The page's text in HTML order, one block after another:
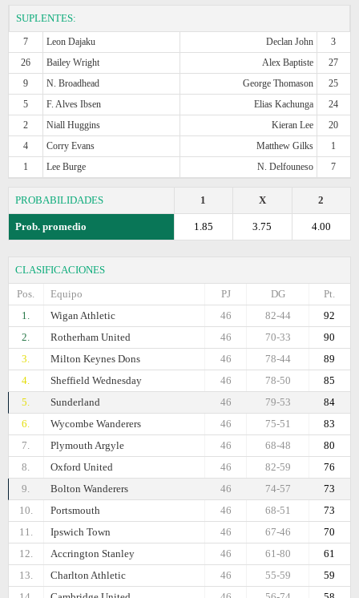
SUPLENTES:
7 Leon Dajaku Declan John
3
26
Bailey Wright Alex Baptiste
27
9
N. Broadhead George Thomason
25
5
F. Alves Ibsen Elias Kachunga
24
2
Niall Huggins Kieran Lee
20
4
Corry Evans Matthew Gilks
1
1
Lee Burge N. Delfouneso 7
PROBABILIDADES 2
X
1
Prob. promedio 4.00
3.75
1.85
CLASIFICACIONES
Pos.
Equipo Pt.
DG
PJ
1.
Wigan Athletic 92
82-44
46
2.
Rotherham United 90
70-33
46
3.
Milton Keynes Dons 89
78-44
46
4.
Sheffield Wednesday 85
78-50
46
5.
Sunderland 84
79-53
46
6.
Wycombe Wanderers 83
75-51
46
7.
Plymouth Argyle 80
68-48
46
8.
Oxford United 76
82-59
46
9.
Bolton Wanderers 73
74-57
46
10.
Portsmouth 73
68-51
46
11.
Ipswich Town 70
67-46
46
12.
Accrington Stanley 61
61-80
46
13.
Charlton Athletic 59
55-59
46